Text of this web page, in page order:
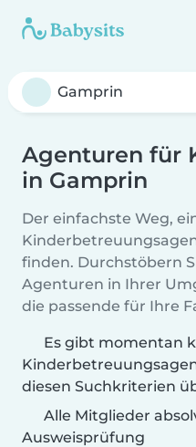
Agenturen für
in Gamprin
Der einfachste Weg,
finden. Durchstöbern
Agenturen in Ihrer
die passende für Ihre
Es gibt momentan
diesen Suchkriterien
Alle Mitglieder
Ausweisprüfung